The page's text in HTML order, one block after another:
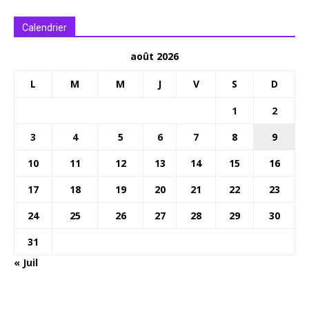
Calendrier
août 2026
L M M J V S D
1
2
3
4 5 6 7 8
9
10
11 12 13 14 15
16
17
18 19 20 21 22
23
24
25 26 27 28 29
30
31
« Juil